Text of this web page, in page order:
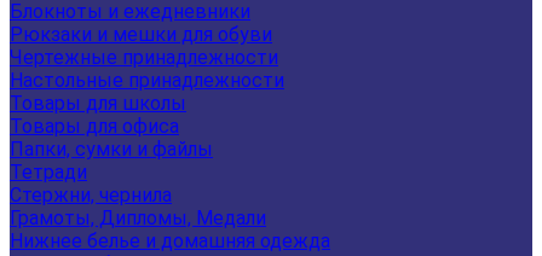
Блокноты и ежедневники
Рюкзаки и мешки для обуви
Чертежные принадлежности
Настольные принадлежности
Товары для школы
Товары для офиса
Папки, сумки и файлы
Тетради
Стержни, чернила
Грамоты, Дипломы, Медали
Нижнее белье и домашняя одежда